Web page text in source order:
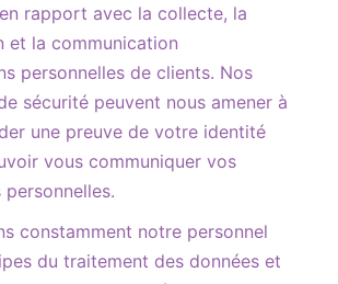
rapport avec la collecte, la
et la communication
personnelles de clients. Nos
sécurité peuvent nous amener à
une preuve de votre identité
vous communiquer vos
constamment notre personnel
du traitement des données et